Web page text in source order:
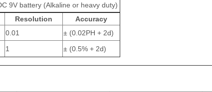
9V battery (Alkaline or heavy duty)
Resolution
Accuracy
0.01
± (0.02PH + 2d)
1 ± (0.5% + 2d)